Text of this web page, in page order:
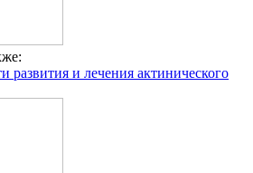
развития и лечения актинического